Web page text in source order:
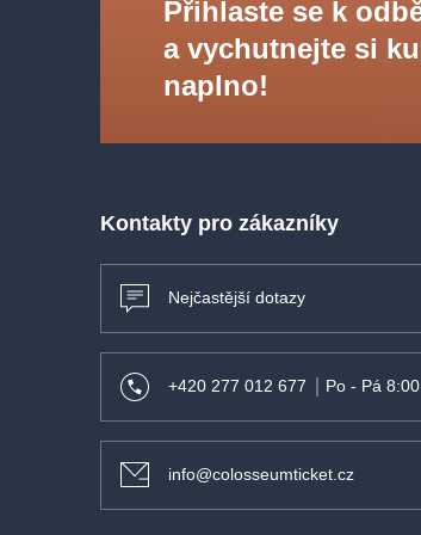
Přihlaste se k
a vychutnejte si
naplno!
Kontakty pro zákazníky
Nejčastější dotazy
+420 277 012 677 Po - Pá
info@colosseumticket.cz